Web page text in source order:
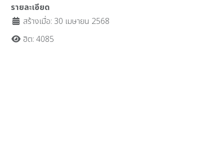
รายละเอียด
สร้างเมื่อ: 30 เมษายน 2568
ฮิต: 4085